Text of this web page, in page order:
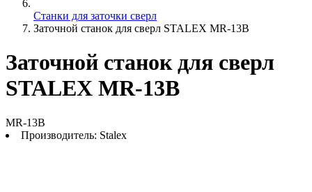
Станки для заточки сверл
Заточной станок для сверл STALEX MR-13B
Заточной станок для сверл
STALEX MR-13B
MR-13B
Производитель: Stalex